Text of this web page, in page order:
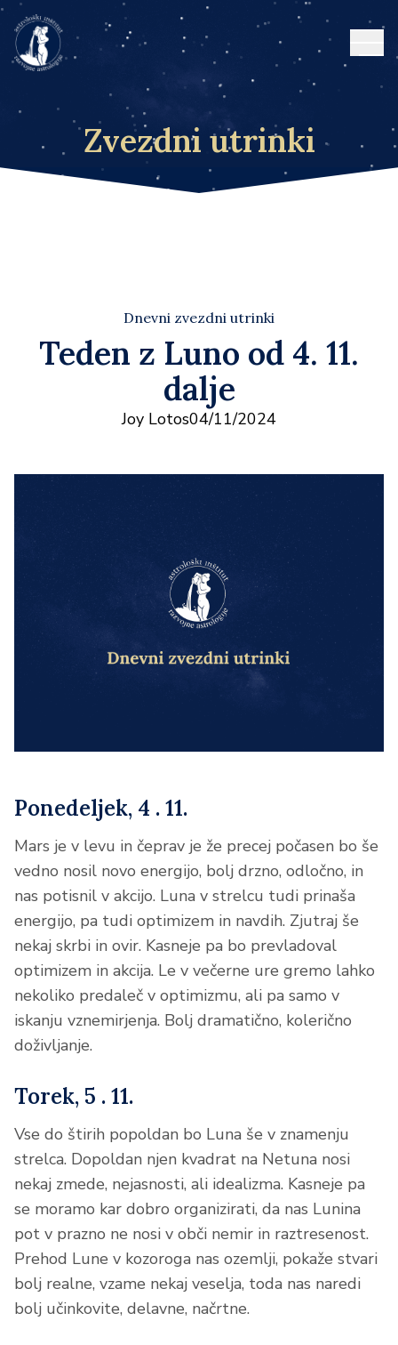
Zvezdni utrinki
Dnevni zvezdni utrinki
Teden z Luno od 4. 11.
dalje
Joy Lotos04/11/2024
Ponedeljek, 4 . 11.
Mars je v levu in čeprav je že precej počasen bo še
vedno nosil novo energijo, bolj drzno, odločno, in
nas potisnil v akcijo. Luna v strelcu tudi prinaša
energijo, pa tudi optimizem in navdih. Zjutraj še
nekaj skrbi in ovir. Kasneje pa bo prevladoval
optimizem in akcija. Le v večerne ure gremo lahko
nekoliko predaleč v optimizmu, ali pa samo v
iskanju vznemirjenja. Bolj dramatično, kolerično
doživljanje.
Torek, 5 . 11.
Vse do štirih popoldan bo Luna še v znamenju
strelca. Dopoldan njen kvadrat na Netuna nosi
nekaj zmede, nejasnosti, ali idealizma. Kasneje pa
se moramo kar dobro organizirati, da nas Lunina
pot v prazno ne nosi v obči nemir in raztresenost.
Prehod Lune v kozoroga nas ozemlji, pokaže stvari
bolj realne, vzame nekaj veselja, toda nas naredi
bolj učinkovite, delavne, načrtne.